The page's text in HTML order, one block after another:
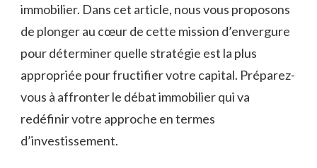
immobilier. Dans cet article, nous vous proposons
de plonger au cœur de cette mission d’envergure
pour déterminer ‌quelle stratégie est la plus
appropriée pour fructifier votre capital. Préparez-
vous à affronter le débat immobilier qui va
redéfinir votre approche en termes
d’investissement.